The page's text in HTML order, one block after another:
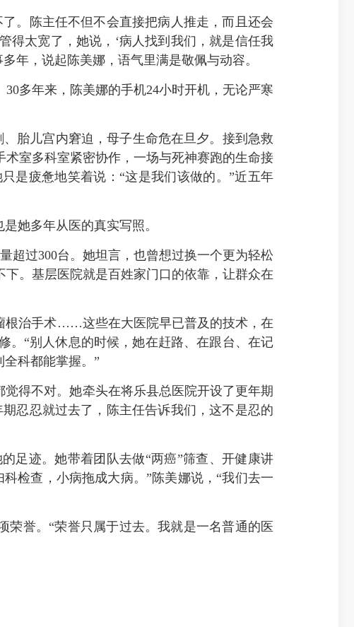
。陈主任不但不会直接把病人推走，而且还会
得太宽了，她说，‘病人找到我们，就是信任我
年，说起陈美娜，语气里满是敬佩与动容。
多年来，陈美娜的手机24小时开机，无论严寒
胎儿宫内窘迫，母子生命危在旦夕。接到急救
室多科室紧密协作，一场与死神赛跑的生命接
是疲惫地笑着说：“这是我们该做的。”近五年
她多年从医的真实写照。
过300台。她坦言，也曾想过换一个更为轻松
。基层医院就是百姓家门口的依靠 ，让群众在
治手术……这些在大医院早已普及的技术，在
。“别人休息的时候，她在赶路、在跟台、在记
科都能掌握。”
得不对。她牵头在将乐县总医院开设了更年期
忍忍就过去了，陈主任告诉我们，这不是忍的
迹。她带着团队去做“两癌”筛查、开健康讲
检查，小病拖成大病。”陈美娜说，“我们去一
誉。“荣誉只属于过去。我就是一名普通的医